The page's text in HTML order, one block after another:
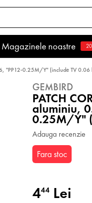
Magazinele noastre
"PP12-0.25M/Y" (include TV 0.06
GEMBIRD
PATCH
aluminiu,
0.25M/Y"
Adauga recenzie
Fara stoc
444 Lei